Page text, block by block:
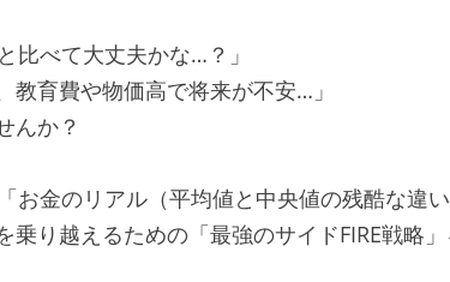
比べて大丈夫かな…？」
教育費や物価高で将来が不安…」
んか？
お金のリアル（平均値と中央値の残酷な違
乗り越えるための「最強のサイドFIRE戦略」